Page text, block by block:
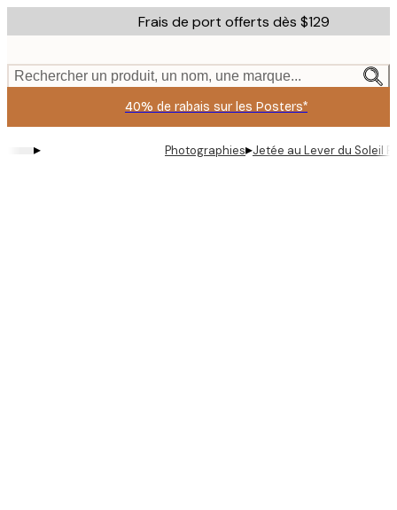
to
content.
Frais de port offerts dès $129
Rechercher un produit, un nom, une marque...
40% de rabais sur les Posters*
▸ Photographies▸Jetée au Lever du Soleil